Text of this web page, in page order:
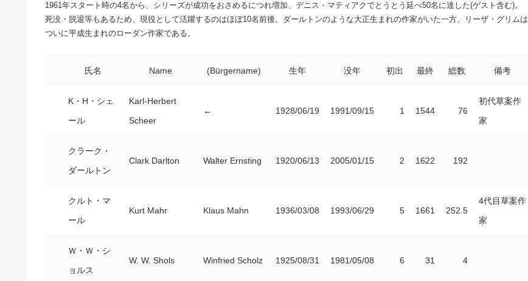
1961年スタート時の4名から、シリーズが成功をおさめるにつれ増加、デニス・マティアクでとうとう延べ50名に達した(ゲスト含む)。
死没・脱退等もあるため、現役として活躍するのはほぼ10名前後。ダールトンのような大正生まれの作家がいた一方、リーザ・グリムは
ついに平成生まれのローダン作家である。
氏名 Name (Bürgername) 生年 没年 初出 最終 総数 備考
K・H・シェ
ール
Karl-Herbert
Scheer
← 1928/06/19 1991/09/15 1 1544 76
初代草案作
家
クラーク・
ダールトン
Clark Darlton Walter Ernsting 1920/06/13 2005/01/15 2 1622 192
クルト・マ
ール
Kurt Mahr Klaus Mahn 1936/03/08 1993/06/29 5 1661 252.5
4代目草案作
家
Ｗ・Ｗ・シ
ョルス
W. W. Shols Winfried Scholz 1925/08/31 1981/05/08 6 31 4